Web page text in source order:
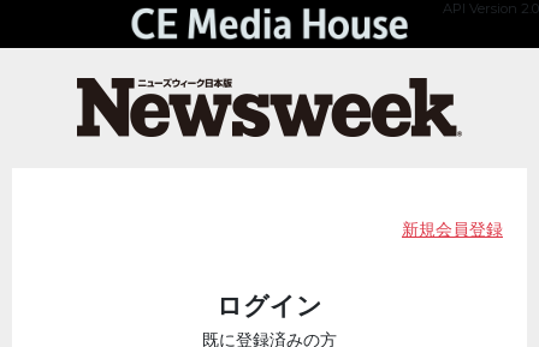
API Version 2.0
新規会員登録
ログイン
既に登録済みの方